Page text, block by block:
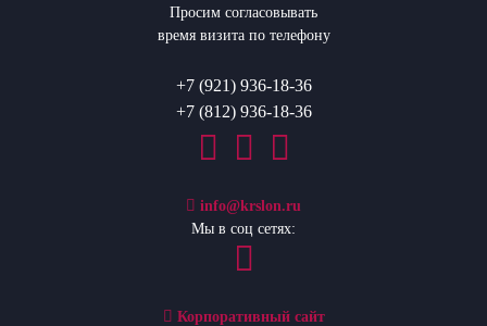
Просим согласовывать
время визита по телефону
+7 (921) 936-18-36
+7 (812) 936-18-36
info@krslon.ru
Мы в соц сетях:
Корпоративный сайт